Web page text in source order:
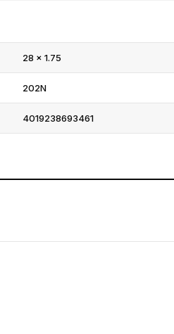
28 × 1.75
202N
4019238693461